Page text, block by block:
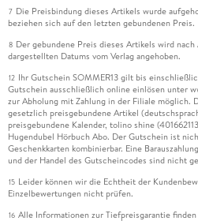
7 Die Preisbindung dieses Artikels wurde
beziehen sich auf den letzten gebundenen Preis.
8 Der gebundene Preis dieses Artikels wird
dargestellten Datums vom Verlag angehoben.
12 Ihr Gutschein SOMMER13 gilt bis
Gutschein ausschließlich online einlösen unter
zur Abholung mit Zahlung in der Filiale
gesetzlich preisgebundene Artikel
preisgebundene Kalender, tolino shine
Hugendubel Hörbuch Abo. Der Gutschein ist
Geschenkkarten kombinierbar. Eine
und der Handel des Gutscheincodes sind nicht
15 Leider können wir die Echtheit der
Einzelbewertungen nicht prüfen.
16 Alle Informationen zur Tiefpreisgarantie finden